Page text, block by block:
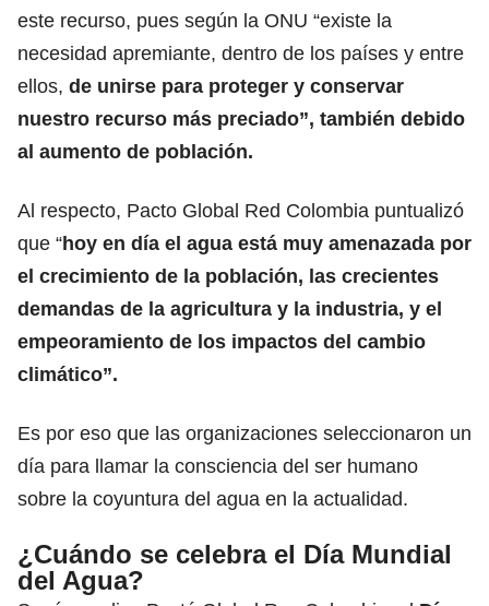
este recurso, pues según la ONU “existe la
necesidad apremiante, dentro de los países y entre
ellos, de unirse para proteger y conservar
nuestro recurso más preciado”, también debido
al aumento de población.
Al respecto, Pacto Global Red Colombia puntualizó
que “hoy en día el agua está muy amenazada por
el crecimiento de la población, las crecientes
demandas de la agricultura y la industria, y el
empeoramiento de los impactos del cambio
climático”.
Es por eso que las organizaciones seleccionaron un
día para llamar la consciencia del ser humano
sobre la coyuntura del agua en la actualidad.
¿Cuándo se celebra el Día Mundial
del Agua?